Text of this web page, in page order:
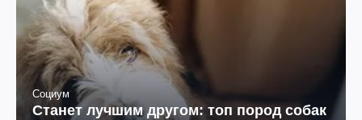
Социум
Станет лучшим другом: топ пород собак